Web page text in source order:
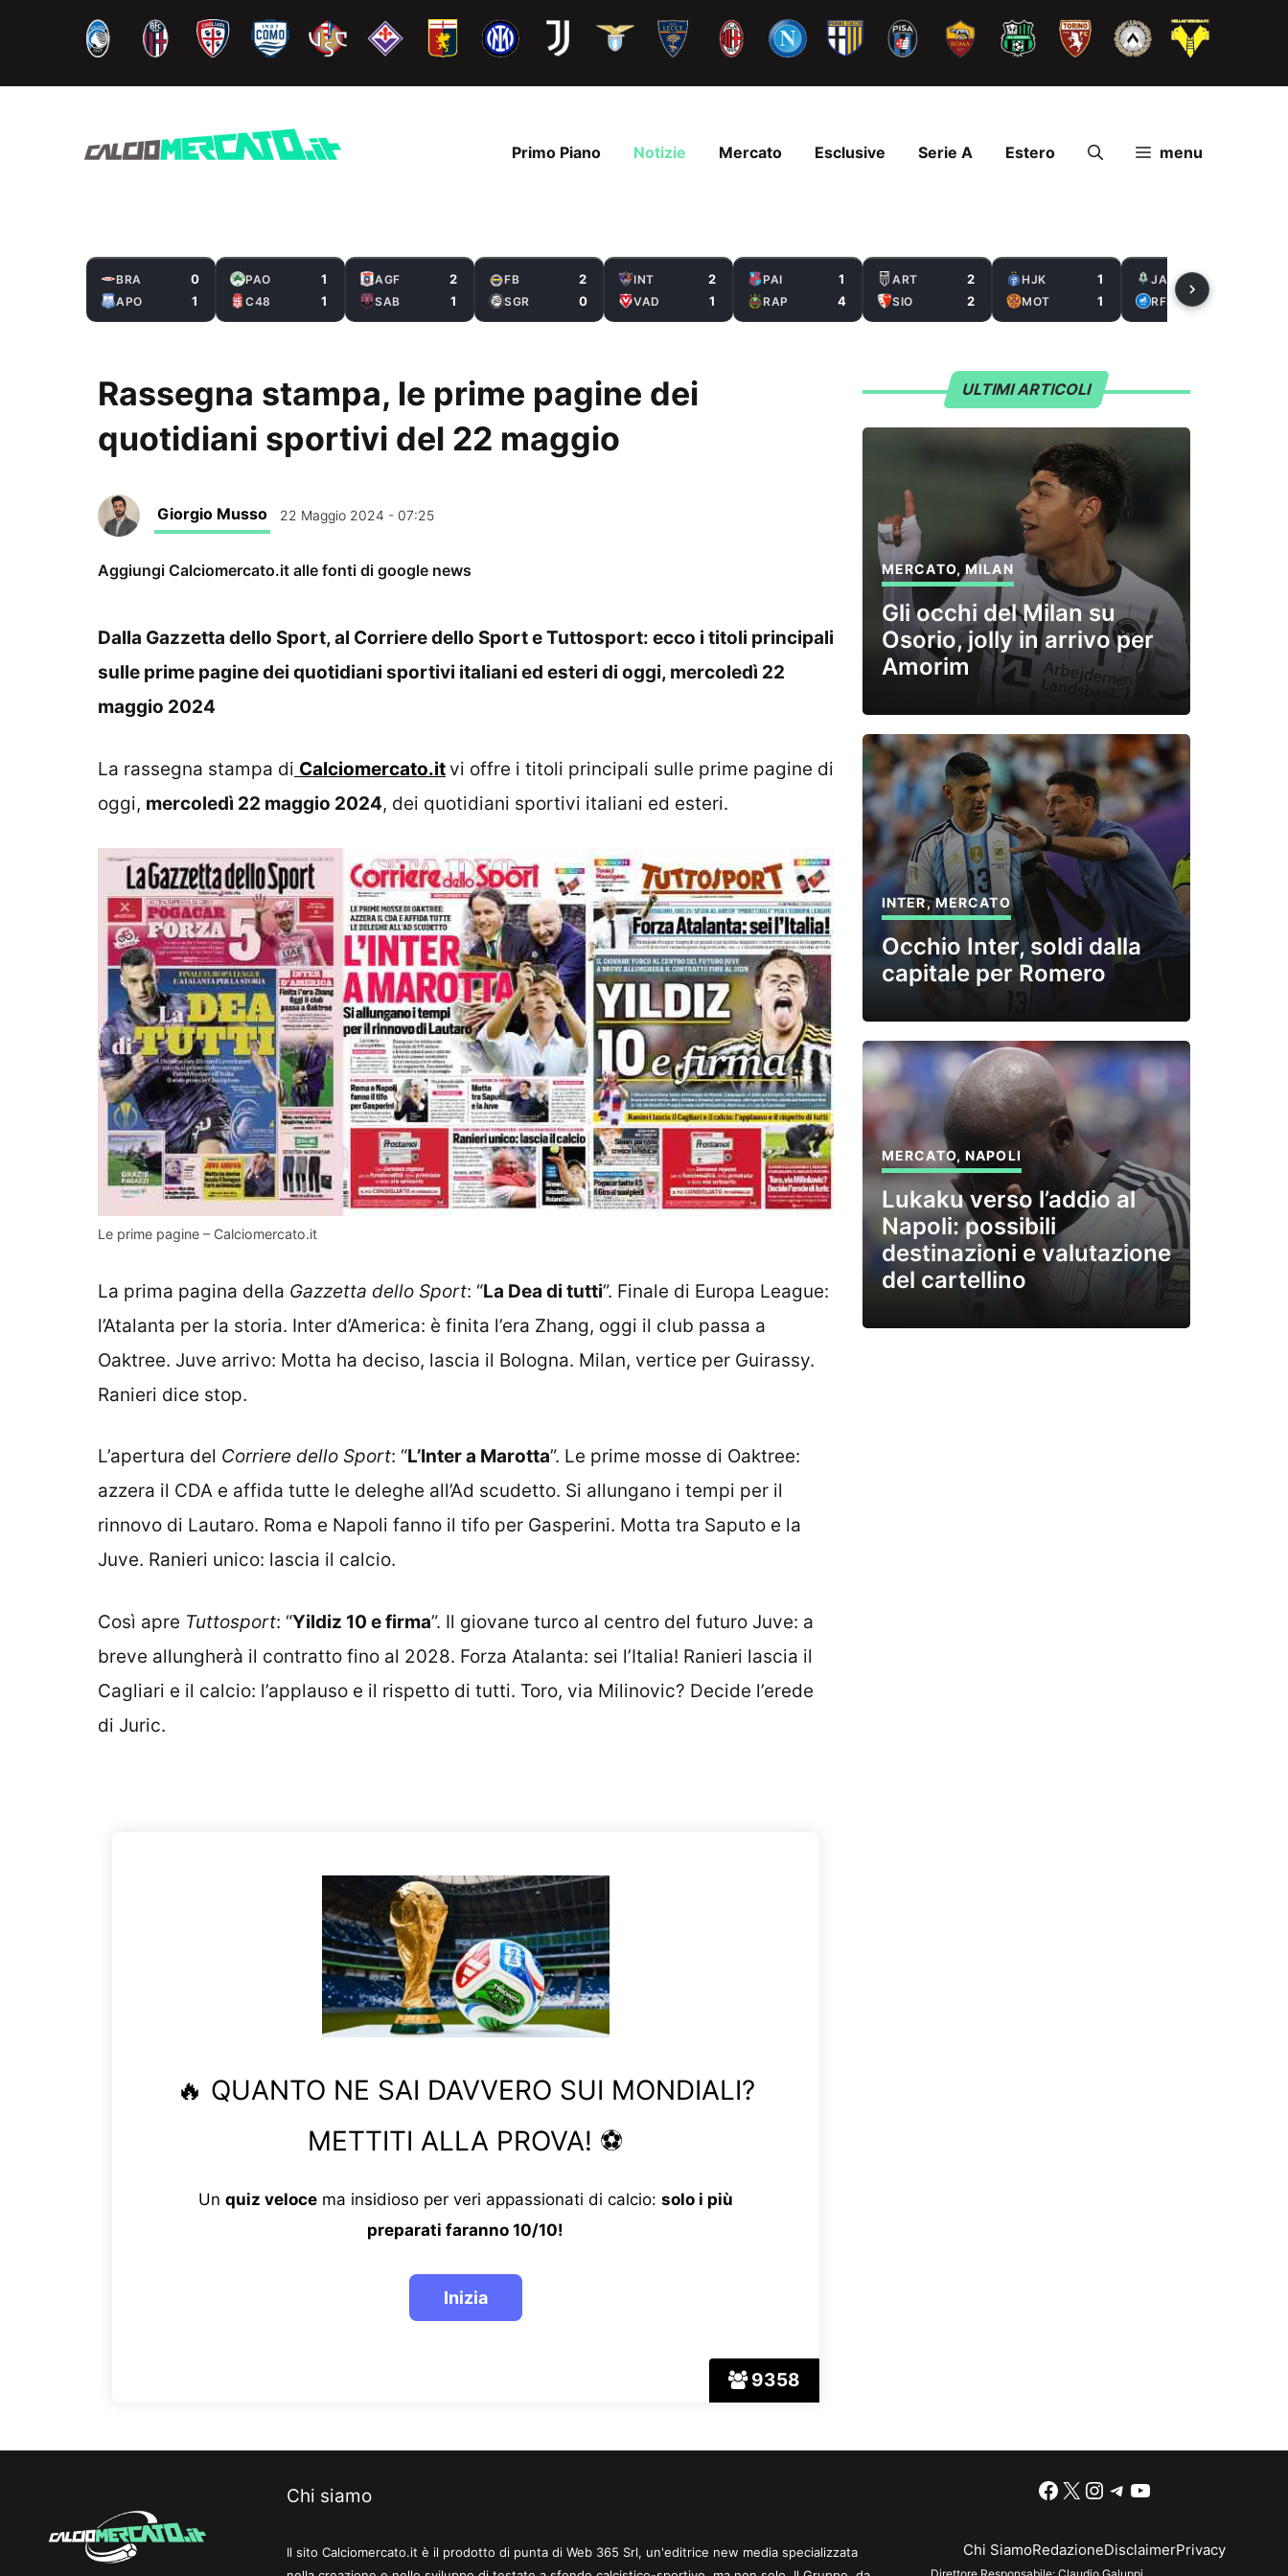
contenuto
Primo Piano Notizie Mercato Esclusive Serie A Estero menu
BRA 0
APO 1
PAO 1
C48 1
AGF 2
SAB 1
FB 2
SGR 0
INT 2
VAD 1
PAI 1
RAP 4
ART 2
SIO 2
HJK 1
MOT 1
JAB
RFS
Rassegna stampa, le prime pagine dei
quotidiani sportivi del 22 maggio
Giorgio Musso 22 Maggio 2024 - 07:25
Aggiungi Calciomercato.it alle fonti di google news
Dalla Gazzetta dello Sport, al Corriere dello Sport e Tuttosport: ecco i titoli principali
sulle prime pagine dei quotidiani sportivi italiani ed esteri di oggi, mercoledì 22
maggio 2024
La rassegna stampa di Calciomercato.itvi offre i titoli principali sulle prime pagine di
oggi, mercoledì 22 maggio 2024, dei quotidiani sportivi italiani ed esteri.
Le prime pagine – Calciomercato.it
La prima pagina della Gazzetta dello Sport: “La Dea di tutti”. Finale di Europa League:
l’Atalanta per la storia. Inter d’America: è finita l’era Zhang, oggi il club passa a
Oaktree. Juve arrivo: Motta ha deciso, lascia il Bologna. Milan, vertice per Guirassy.
Ranieri dice stop.
L’apertura del Corriere dello Sport: “L’Inter a Marotta”. Le prime mosse di Oaktree:
azzera il CDA e affida tutte le deleghe all’Ad scudetto. Si allungano i tempi per il
rinnovo di Lautaro. Roma e Napoli fanno il tifo per Gasperini. Motta tra Saputo e la
Juve. Ranieri unico: lascia il calcio.
Così apre Tuttosport: “Yildiz 10 e firma”. Il giovane turco al centro del futuro Juve: a
breve allungherà il contratto fino al 2028. Forza Atalanta: sei l’Italia! Ranieri lascia il
Cagliari e il calcio: l’applauso e il rispetto di tutti. Toro, via Milinovic? Decide l’erede
di Juric.
9358
🔥 QUANTO NE SAI DAVVERO SUI MONDIALI?
METTITI ALLA PROVA! ⚽
Un quiz velocema insidioso per veri appassionati di calcio: solo i più
preparati faranno 10/10!
ULTIMI ARTICOLI
MERCATO,MILAN
Gli occhi del Milan su
Osorio, jolly in arrivo per
Amorim
INTER,MERCATO
Occhio Inter, soldi dalla
capitale per Romero
MERCATO,NAPOLI
Lukaku verso l’addio al
Napoli: possibili
destinazioni e valutazione
del cartellino
Chi siamo
Il sito Calciomercato.it è il prodotto di punta di Web 365 Srl, un'editrice new media specializzata
Facebook
X Instagram
Telegram
YouTube
Chi SiamoRedazioneDisclaimerPrivacy